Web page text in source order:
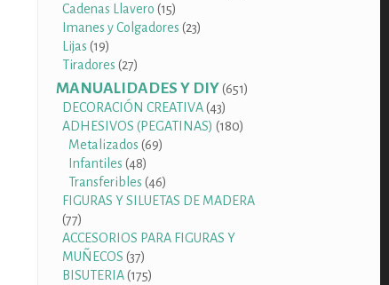
Cadenas Llavero 1515
productos
Imanes y Colgadores 2323
Lijas 1919
productos
Tiradores 2727
productos
MANUALIDADES Y DIY 651651
DECORACIÓN CREATIVA 4343
productos
ADHESIVOS (PEGATINAS) 180180
Metalizados 6969
Infantiles 4848
productos
Transferibles 4646
productos
FIGURAS Y SILUETAS DE MADERA
7777
productos
ACCESORIOS PARA FIGURAS Y
MUÑECOS 3737
productos
BISUTERIA 175175